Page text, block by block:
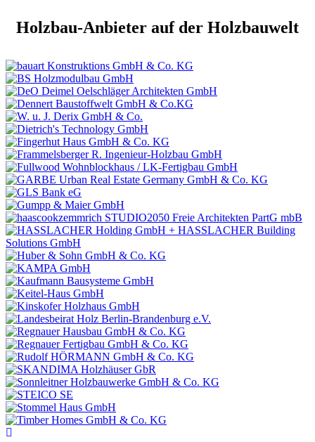
Holzbau-Anbieter auf der Holzbauwelt